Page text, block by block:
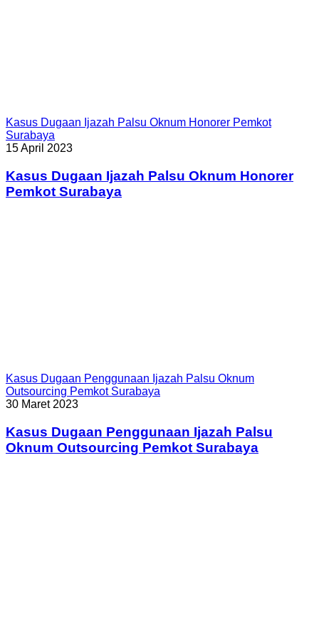
Kasus Dugaan Ijazah Palsu Oknum Honorer Pemkot
Surabaya
15 April 2023
Kasus Dugaan Ijazah Palsu Oknum Honorer
Pemkot Surabaya
Kasus Dugaan Penggunaan Ijazah Palsu Oknum
Outsourcing Pemkot Surabaya
30 Maret 2023
Kasus Dugaan Penggunaan Ijazah Palsu
Oknum Outsourcing Pemkot Surabaya